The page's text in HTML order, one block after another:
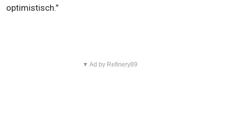
optimistisch.”
▼ Ad by Refinery89